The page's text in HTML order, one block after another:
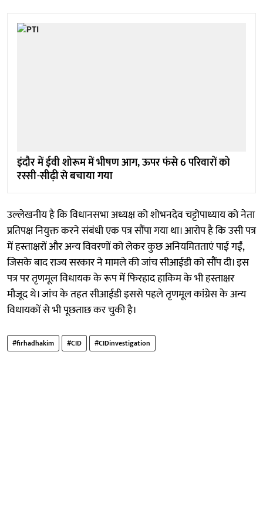
इंदौर में ईवी शोरूम में भीषण आग, ऊपर फंसे 6 परिवारों को
रस्सी-सीढ़ी से बचाया गया
उल्लेखनीय है कि विधानसभा अध्यक्ष को शोभनदेव चट्टोपाध्याय को नेता
प्रतिपक्ष नियुक्त करने संबंधी एक पत्र सौंपा गया था। आरोप है कि उसी पत्र
में हस्ताक्षरों और अन्य विवरणों को लेकर कुछ अनियमितताएं पाई गईं,
जिसके बाद राज्य सरकार ने मामले की जांच सीआईडी को सौंप दी। इस
पत्र पर तृणमूल विधायक के रूप में फिरहाद हाकिम के भी हस्ताक्षर
मौजूद थे। जांच के तहत सीआईडी इससे पहले तृणमूल कांग्रेस के अन्य
विधायकों से भी पूछताछ कर चुकी है।
#firhadhakim #CID #CIDinvestigation